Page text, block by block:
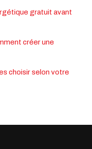
gratuit avant
créer une
choisir selon votre